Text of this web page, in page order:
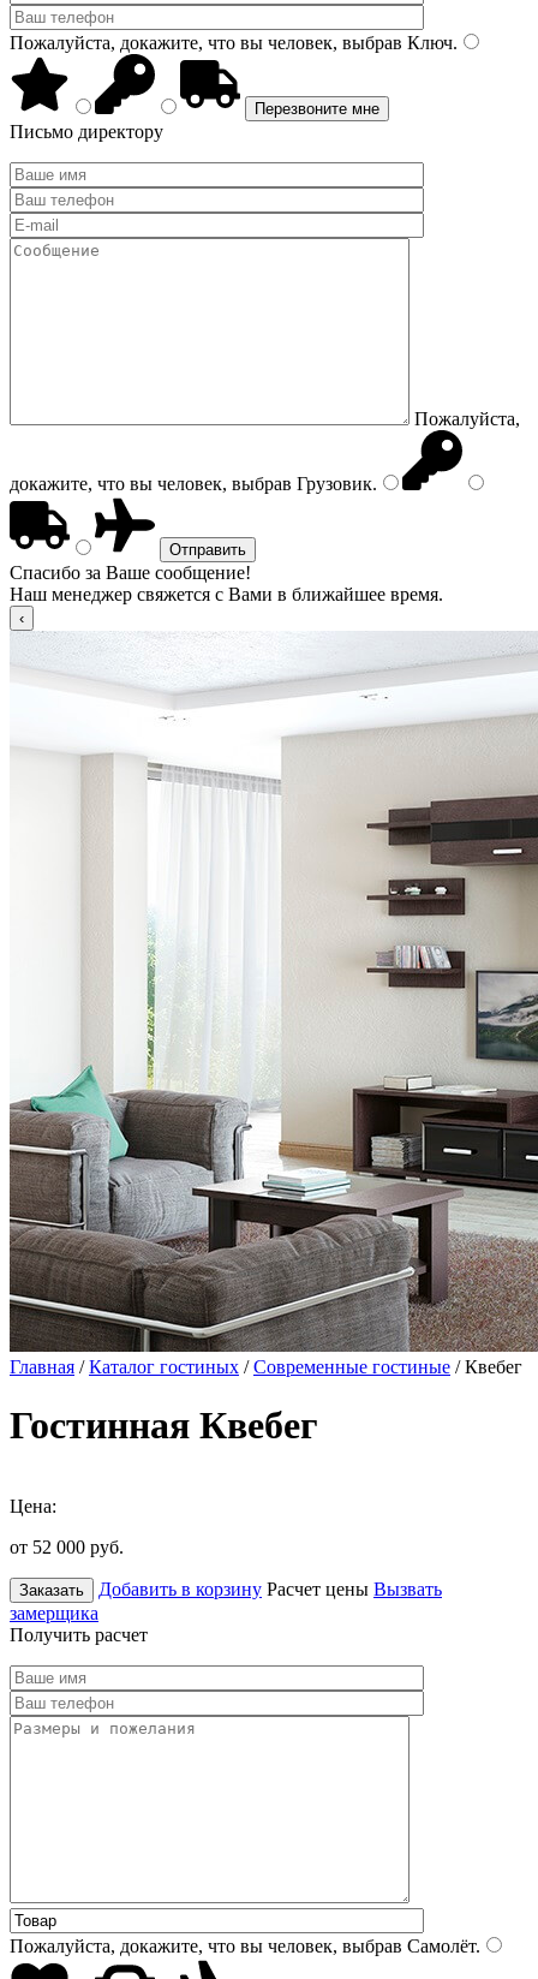
Пожалуйста, докажите, что вы человек, выбрав Ключ.
Письмо директору
Пожалуйста,
докажите, что вы человек, выбрав Грузовик.
Спасибо за Ваше сообщение!
Наш менеджер свяжется с Вами в ближайшее время.
Главная /Каталог гостиных /Современные гостиные / Квебег
Гостинная Квебег
Цена:
от 52 000 руб.
Заказать Добавить в корзину Расчет цены Вызвать
замерщика
Получить расчет
Пожалуйста, докажите, что вы человек, выбрав Самолёт.